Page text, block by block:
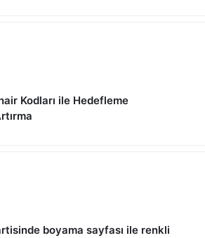
Kodları ile Hedefleme
boyama sayfası ile renkli